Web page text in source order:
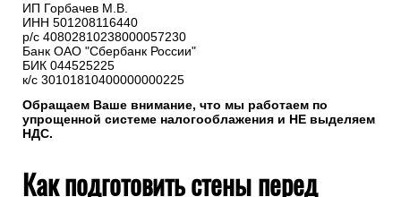
ИП Горбачев М.В.
ИНН 501208116440
р/с 40802810238000057230
Банк ОАО "Сбербанк России"
БИК 044525225
к/с 30101810400000000225
Обращаем Ваше внимание, что мы работаем по
упрощенной системе налогооблажения и НЕ выделяем
НДС.
Как подготовить стены перед